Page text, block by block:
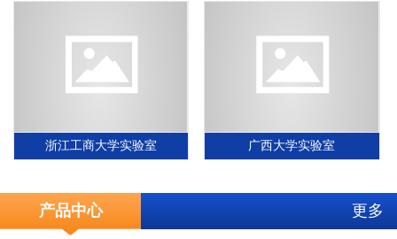
浙江工商大学实验室 广西大学实验室
产品中心 更多